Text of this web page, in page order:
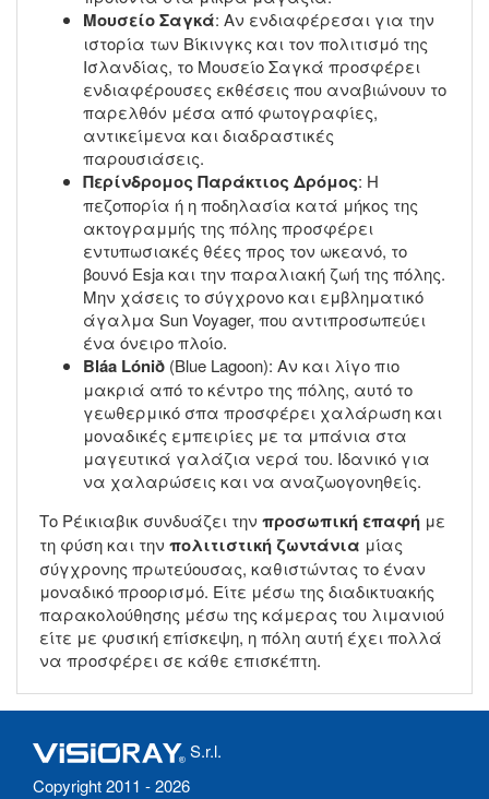
Μουσείο Σαγκά: Αν ενδιαφέρεσαι για την
ιστορία των Βίκινγκς και τον πολιτισμό της
Ισλανδίας, το Μουσείο Σαγκά προσφέρει
ενδιαφέρουσες εκθέσεις που αναβιώνουν το
παρελθόν μέσα από φωτογραφίες,
αντικείμενα και διαδραστικές
παρουσιάσεις.
Περίνδρομος Παράκτιος Δρόμος: Η
πεζοπορία ή η ποδηλασία κατά μήκος της
ακτογραμμής της πόλης προσφέρει
εντυπωσιακές θέες προς τον ωκεανό, το
βουνό Esja και την παραλιακή ζωή της πόλης.
Μην χάσεις το σύγχρονο και εμβληματικό
άγαλμα Sun Voyager, που αντιπροσωπεύει
ένα όνειρο πλοίο.
Bláa Lónið (Blue Lagoon): Αν και λίγο πιο
μακριά από το κέντρο της πόλης, αυτό το
γεωθερμικό σπα προσφέρει χαλάρωση και
μοναδικές εμπειρίες με τα μπάνια στα
μαγευτικά γαλάζια νερά του. Ιδανικό για
να χαλαρώσεις και να αναζωογονηθείς.
Το Ρέικιαβικ συνδυάζει την προσωπική επαφή με
τη φύση και την πολιτιστική ζωντάνια μίας
σύγχρονης πρωτεύουσας, καθιστώντας το έναν
μοναδικό προορισμό. Είτε μέσω της διαδικτυακής
παρακολούθησης μέσω της κάμερας του λιμανιού
είτε με φυσική επίσκεψη, η πόλη αυτή έχει πολλά
να προσφέρει σε κάθε επισκέπτη.
S.r.l.
Copyright 2011 - 2026